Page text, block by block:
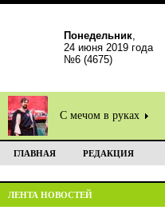
Понедельник,
24 июня 2019 года
№6 (4675)
С мечом в руках
ГЛАВНАЯ РЕДАКЦИЯ
ЛЕНТА НОВОСТЕЙ